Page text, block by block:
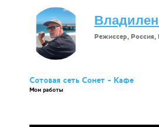
Режиссер, Россия,
Сотовая сеть Сонет - Кафе
Мои работы